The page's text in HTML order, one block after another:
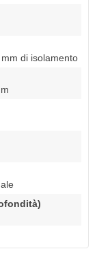
di isolamento